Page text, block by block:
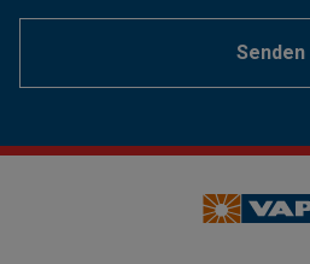
Senden